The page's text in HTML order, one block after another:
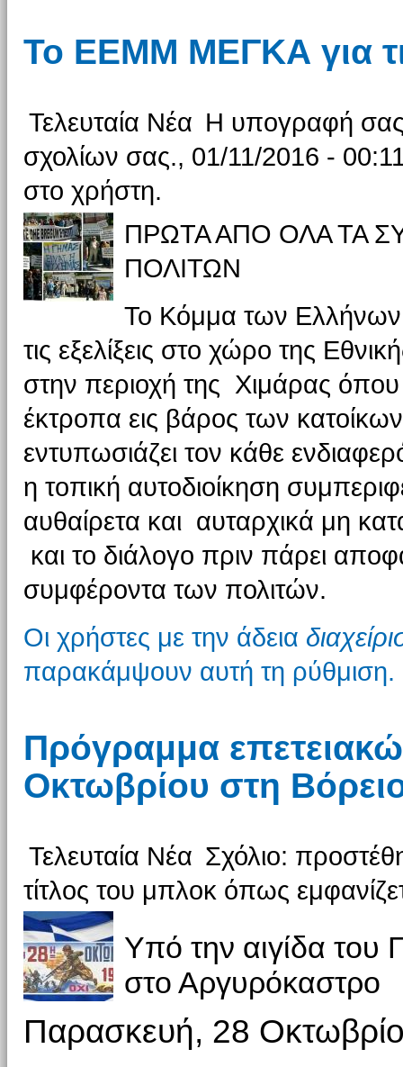
Το ΕΕΜΜ ΜΕΓΚΑ για
Τελευταία Νέα Η υπογραφή σας
σχολίων σας., 01/11/2016 -
στο χρήστη.
ΠΡΩΤΑ ΑΠΟ ΟΛΑ ΤΑ
ΠΟΛΙΤΩΝ
Το Κόμμα των
τις εξελίξεις στο χώρο της
στην περιοχή της Χιμάρας
έκτροπα εις βάρος των
εντυπωσιάζει τον κάθε
η τοπική αυτοδιοίκηση
αυθαίρετα και αυταρχικά μη
και το διάλογο πριν πάρει
συμφέροντα των πολιτών.
Οι χρήστες με την άδεια
παρακάμψουν αυτή τη ρύθμιση.
Πρόγραμμα
Οκτωβρίου στη
Τελευταία Νέα Σχόλιο:
τίτλος του μπλοκ όπως
Υπό την αιγίδα του
στο Αργυρόκαστρο
Παρασκευή, 28